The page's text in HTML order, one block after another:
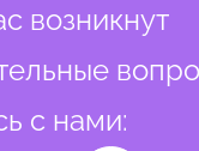
возникнут
с нами: